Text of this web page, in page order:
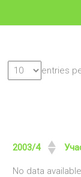
entries
2003/4
No data